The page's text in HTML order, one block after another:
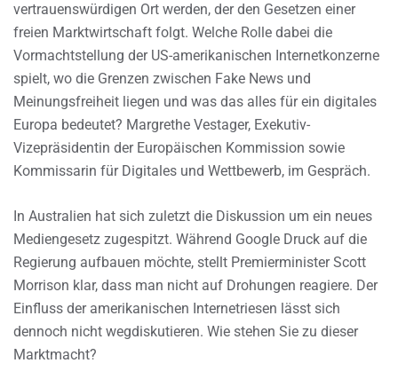
vertrauenswürdigen Ort werden, der den Gesetzen einer
freien Marktwirtschaft folgt. Welche Rolle dabei die
Vormachtstellung der US-amerikanischen Internetkonzerne
spielt, wo die Grenzen zwischen Fake News und
Meinungsfreiheit liegen und was das alles für ein digitales
Europa bedeutet? Margrethe Vestager, Exekutiv-
Vizepräsidentin der Europäischen Kommission sowie
Kommissarin für Digitales und Wettbewerb, im Gespräch.
In Australien hat sich zuletzt die Diskussion um ein neues
Mediengesetz zugespitzt. Während Google Druck auf die
Regierung aufbauen möchte, stellt Premierminister Scott
Morrison klar, dass man nicht auf Drohungen reagiere. Der
Einfluss der amerikanischen Internetriesen lässt sich
dennoch nicht wegdiskutieren. Wie stehen Sie zu dieser
Marktmacht?